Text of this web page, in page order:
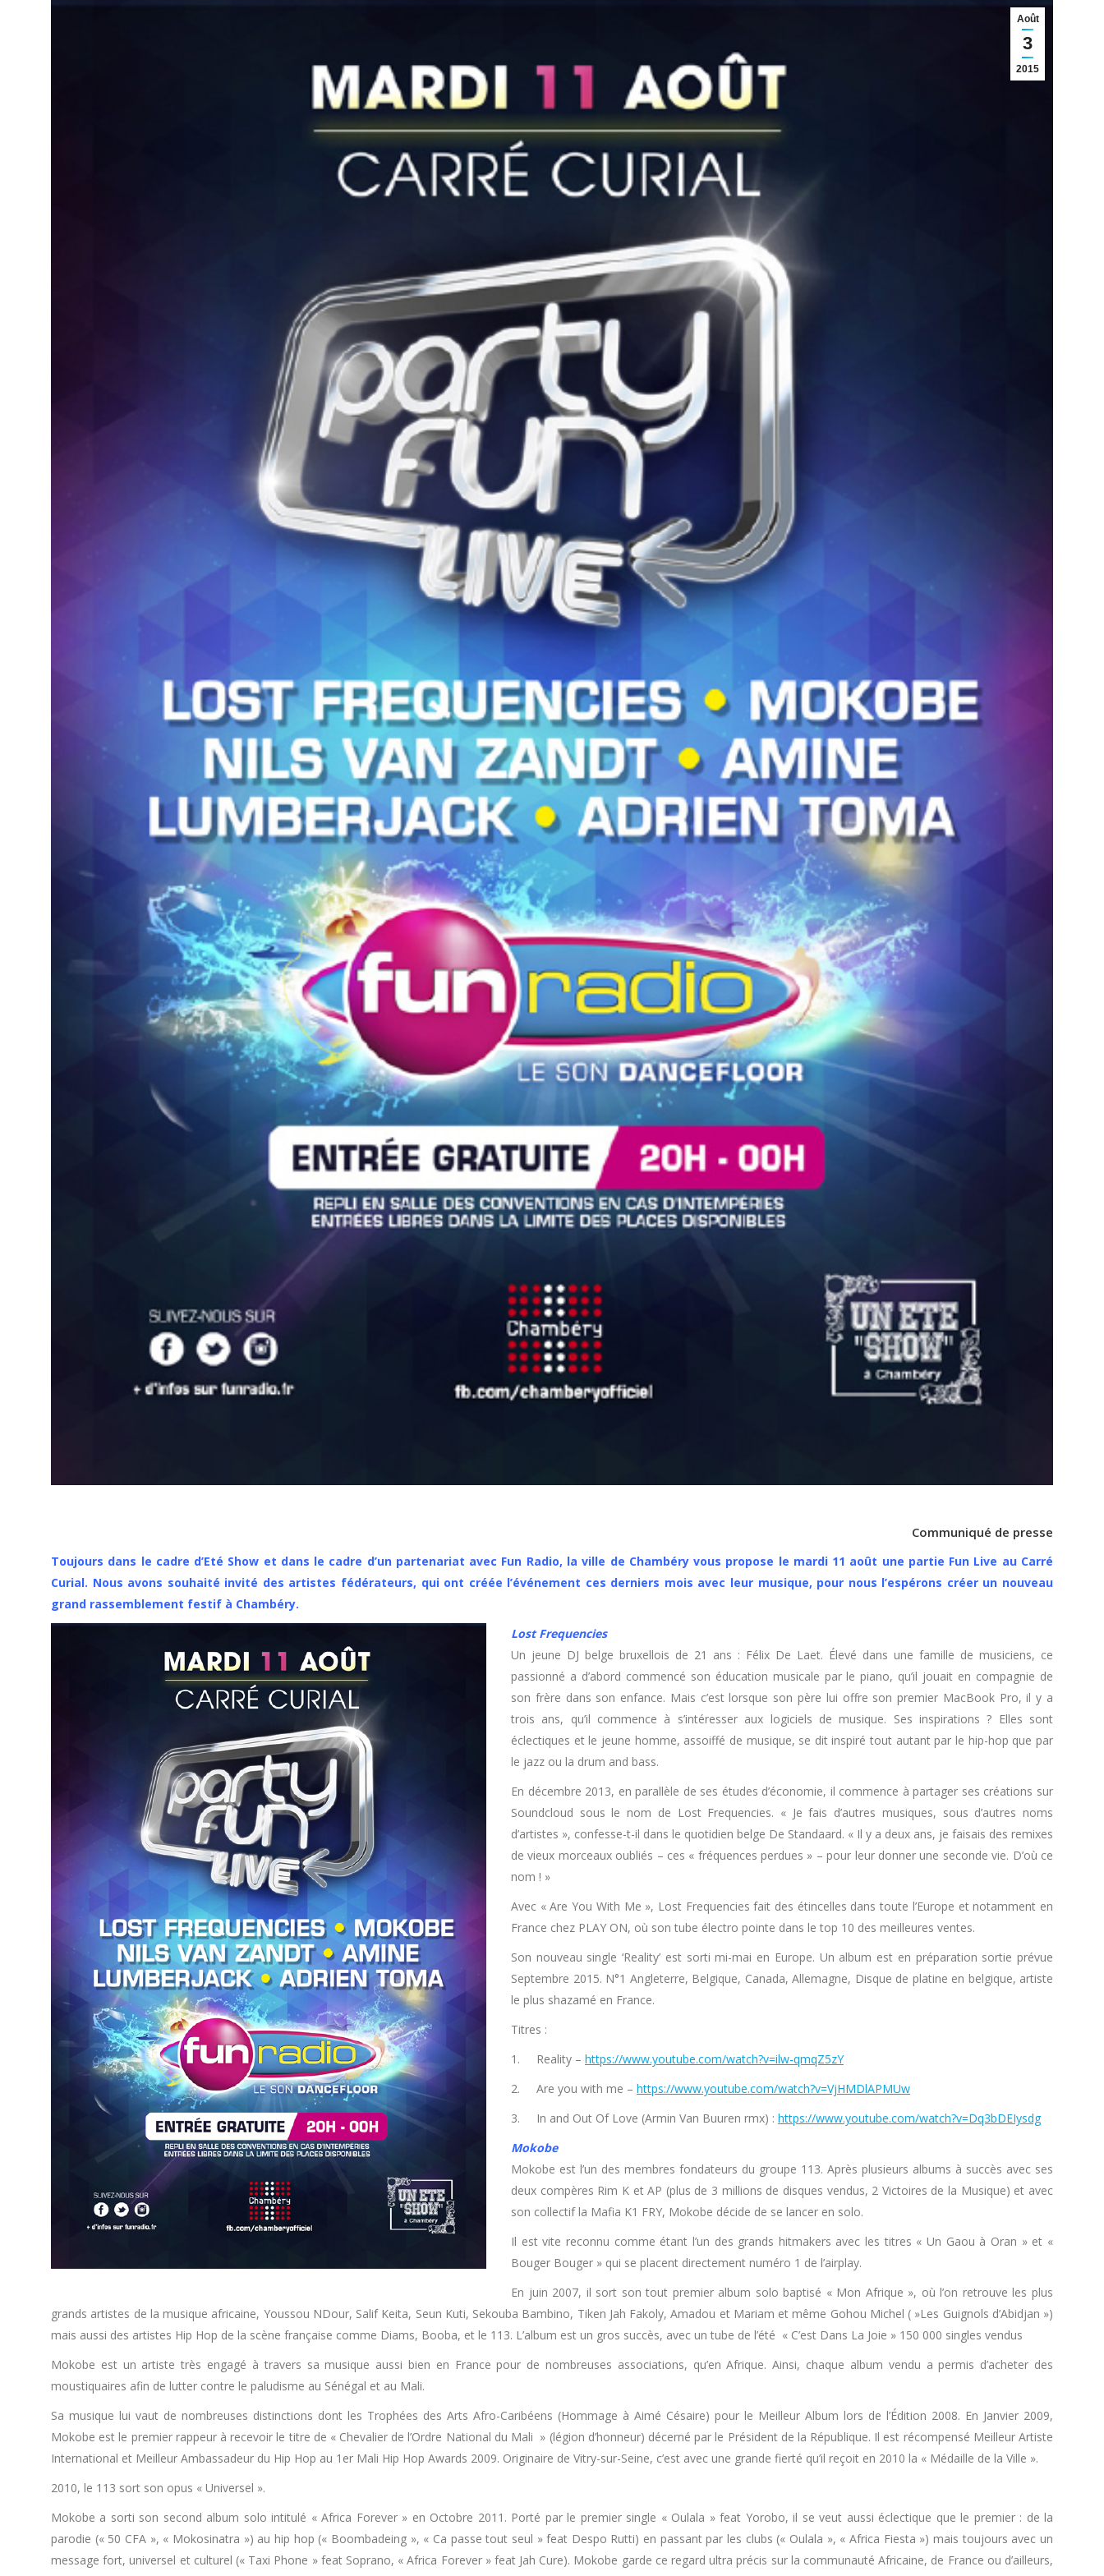
Août
3
2015
Communiqué de presse
Toujours dans le cadre d’Eté Show et dans le cadre d’un partenariat avec Fun Radio, la ville de Chambéry vous propose le mardi 11 août une partie Fun Live au Carré
Curial. Nous avons souhaité invité des artistes fédérateurs, qui ont créée l’événement ces derniers mois avec leur musique, pour nous l’espérons créer un nouveau
grand rassemblement festif à Chambéry.
Lost Frequencies
Un jeune DJ belge bruxellois de 21 ans : Félix De Laet. Élevé dans une famille de musiciens, ce
passionné a d’abord commencé son éducation musicale par le piano, qu’il jouait en compagnie de
son frère dans son enfance. Mais c’est lorsque son père lui offre son premier MacBook Pro, il y a
trois ans, qu’il commence à s’intéresser aux logiciels de musique. Ses inspirations ? Elles sont
éclectiques et le jeune homme, assoiffé de musique, se dit inspiré tout autant par le hip-hop que par
le jazz ou la drum and bass.
En décembre 2013, en parallèle de ses études d’économie, il commence à partager ses créations sur
Soundcloud sous le nom de Lost Frequencies. « Je fais d’autres musiques, sous d’autres noms
d’artistes », confesse-t-il dans le quotidien belge De Standaard. « Il y a deux ans, je faisais des remixes
de vieux morceaux oubliés – ces « fréquences perdues » – pour leur donner une seconde vie. D’où ce
nom ! »
Avec « Are You With Me », Lost Frequencies fait des étincelles dans toute l’Europe et notamment en
France chez PLAY ON, où son tube électro pointe dans le top 10 des meilleures ventes.
Son nouveau single ‘Reality’ est sorti mi-mai en Europe. Un album est en préparation sortie prévue
Septembre 2015. N°1 Angleterre, Belgique, Canada, Allemagne, Disque de platine en belgique, artiste
le plus shazamé en France.
Titres :
1. Reality – https://www.youtube.com/watch?v=ilw-qmqZ5zY
2. Are you with me – https://www.youtube.com/watch?v=VjHMDlAPMUw
3. In and Out Of Love (Armin Van Buuren rmx) : https://www.youtube.com/watch?v=Dq3bDEIysdg
Mokobe
Mokobe est l’un des membres fondateurs du groupe 113. Après plusieurs albums à succès avec ses
deux compères Rim K et AP (plus de 3 millions de disques vendus, 2 Victoires de la Musique) et avec
son collectif la Mafia K1 FRY, Mokobe décide de se lancer en solo.
Il est vite reconnu comme étant l’un des grands hitmakers avec les titres « Un Gaou à Oran » et «
Bouger Bouger » qui se placent directement numéro 1 de l’airplay.
En juin 2007, il sort son tout premier album solo baptisé « Mon Afrique », où l’on retrouve les plus
grands artistes de la musique africaine, Youssou NDour, Salif Keita, Seun Kuti, Sekouba Bambino, Tiken Jah Fakoly, Amadou et Mariam et même Gohou Michel ( »Les Guignols d’Abidjan »)
mais aussi des artistes Hip Hop de la scène française comme Diams, Booba, et le 113. L’album est un gros succès, avec un tube de l’été « C’est Dans La Joie » 150 000 singles vendus
Mokobe est un artiste très engagé à travers sa musique aussi bien en France pour de nombreuses associations, qu’en Afrique. Ainsi, chaque album vendu a permis d’acheter des
moustiquaires afin de lutter contre le paludisme au Sénégal et au Mali.
Sa musique lui vaut de nombreuses distinctions dont les Trophées des Arts Afro-Caribéens (Hommage à Aimé Césaire) pour le Meilleur Album lors de l’Édition 2008. En Janvier 2009,
Mokobe est le premier rappeur à recevoir le titre de « Chevalier de l’Ordre National du Mali » (légion d’honneur) décerné par le Président de la République. Il est récompensé Meilleur Artiste
International et Meilleur Ambassadeur du Hip Hop au 1er Mali Hip Hop Awards 2009. Originaire de Vitry-sur-Seine, c’est avec une grande fierté qu’il reçoit en 2010 la « Médaille de la Ville ».
2010, le 113 sort son opus « Universel ».
Mokobe a sorti son second album solo intitulé « Africa Forever » en Octobre 2011. Porté par le premier single « Oulala » feat Yorobo, il se veut aussi éclectique que le premier : de la
parodie (« 50 CFA », « Mokosinatra ») au hip hop (« Boombadeing », « Ca passe tout seul » feat Despo Rutti) en passant par les clubs (« Oulala », « Africa Fiesta ») mais toujours avec un
message fort, universel et culturel (« Taxi Phone » feat Soprano, « Africa Forever » feat Jah Cure). Mokobe garde ce regard ultra précis sur la communauté Africaine, de France ou d’ailleurs,